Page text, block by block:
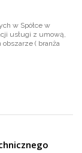
w Spółce w
usługi z umową,
( branża